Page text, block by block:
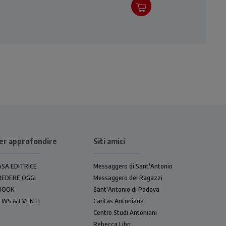
approfondire
EDITRICE
OGGI
& EVENTI
Siti amici
Messaggero di Sant'Antonio
Messaggero dei Ragazzi
Sant'Antonio di Padova
Caritas Antoniana
Centro Studi Antoniani
Rebecca Libri